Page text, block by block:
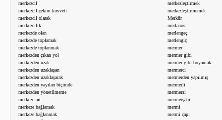
merkezcil
merkezcil çekim kuvveti
merkezcil olarak
merkezcilik
merkezde olan
merkezde toplamak
merkezde toplanmak
merkezden çıkan yol
merkezden uzak
merkezden uzaklaşan
merkezden uzaklaşarak
merkezden yayılan biçimde
merkezden yönetilmeme
merkeze ait
merkeze bağlamak
merkeze bağlanmak
merkezleştirmek
merkezleştirmemek
Merkür
merlanos
merlengeç
merlengiç
mermer
mermer gibi
mermer gibi boyamak
mermerci
mermerden yapılmış
mermerli
mermersi
mermerşahi
mermi
mermi çapı